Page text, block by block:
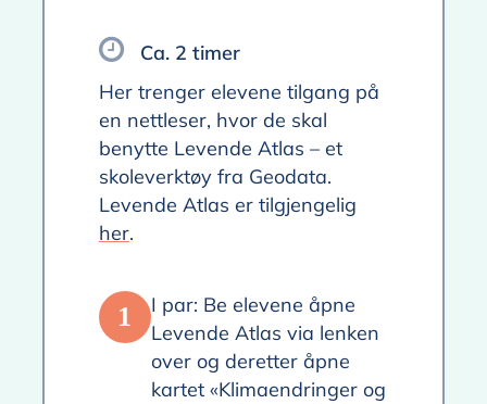
Ca. 2 timer
Her trenger elevene tilgang på
en nettleser, hvor de skal
benytte Levende Atlas – et
skoleverktøy fra Geodata.
Levende Atlas er tilgjengelig
her.
1
I par: Be elevene åpne
Levende Atlas via lenken
over og deretter åpne
kartet «Klimaendringer og